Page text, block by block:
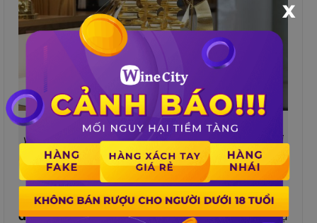
Mô hình thuyền buồm mang đến một cảm giác
yên bình, giúp tạo không gian thư giãn trong môi
trường làm việc
Mô hình thuyền buồm là một món quà tặng
doanh nhân độc đáo và ấn tượng,thể hiện sự
X